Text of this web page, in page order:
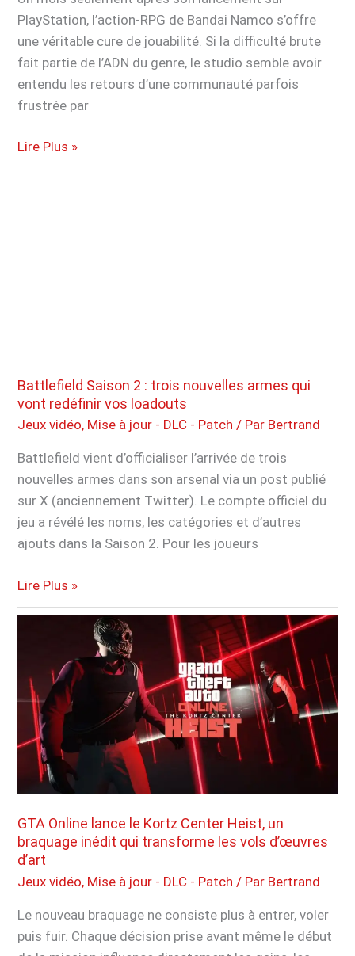
PlayStation, l’action-RPG de Bandai Namco s’offre
une véritable cure de jouabilité. Si la difficulté brute
fait partie de l’ADN du genre, le studio semble avoir
entendu les retours d’une communauté parfois
frustrée par
Code
Vein
sur
PS5,
voici
ce
qui
change
Lire Plus »
Battlefield Saison 2 : trois nouvelles armes qui
vont redéfinir vos loadouts
Jeux vidéo, Mise à jour - DLC - Patch / Par Bertrand
Battlefield vient d’officialiser l’arrivée de trois
nouvelles armes dans son arsenal via un post publié
sur X (anciennement Twitter). Le compte officiel du
jeu a révélé les noms, les catégories et d’autres
ajouts dans la Saison 2. Pour les joueurs
Battlefield
Saison
nouvelles
armes
qui
vont
redéfinir
vos
loadouts
Lire Plus »
GTA Online lance le Kortz Center Heist, un
braquage inédit qui transforme les vols d’œuvres
d’art
Jeux vidéo, Mise à jour - DLC - Patch / Par Bertrand
Le nouveau braquage ne consiste plus à entrer, voler
puis fuir. Chaque décision prise avant même le début